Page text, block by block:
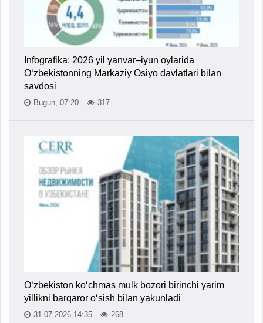
Infografika: 2026 yil yanvar–iyun oylarida
O‘zbekistonning Markaziy Osiyo davlatlari bilan
savdosi
Bugun, 07:20 317
O‘zbekiston ko‘chmas mulk bozori birinchi yarim
yillikni barqaror o‘sish bilan yakunladi
31.07.2026 14:35 268